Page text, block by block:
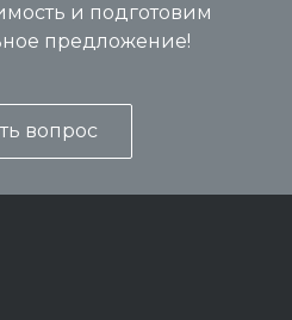
и подготовим
предложение!
вопрос